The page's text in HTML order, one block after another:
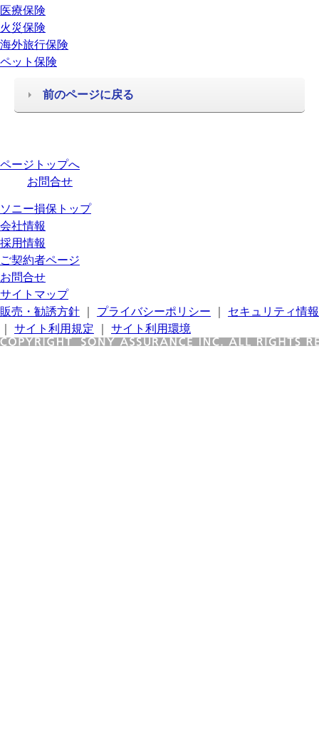
医療保険
火災保険
海外旅行保険
ペット保険
前のページに戻る
ページトップへ
お問合せ
ソニー損保トップ
会社情報
採用情報
ご契約者ページ
お問合せ
サイトマップ
販売・勧誘方針
プライバシーポリシー
セキュリティ情報
サイト利用規定 サイト利用環境